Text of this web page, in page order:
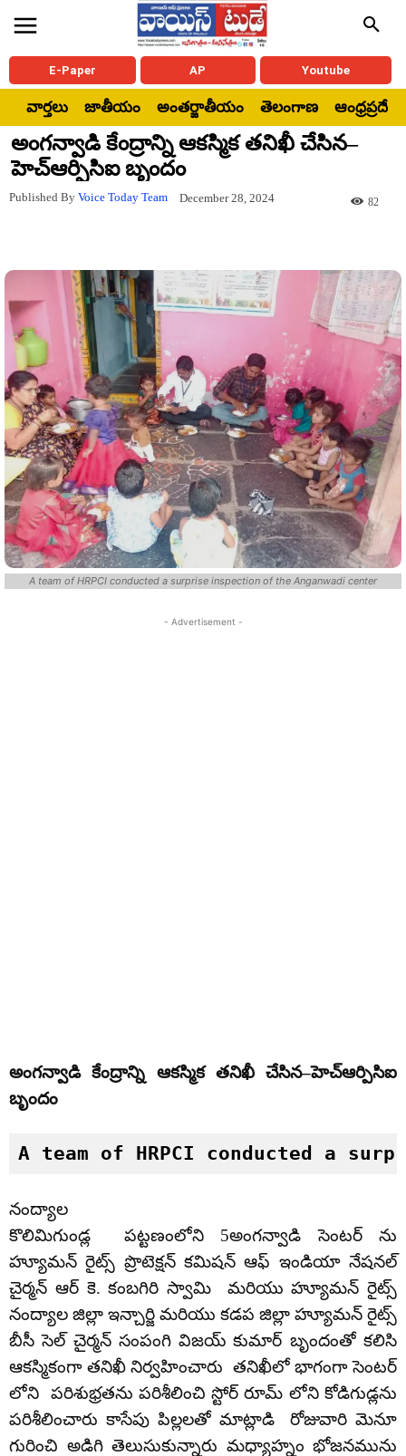
E-Paper AP Youtube
వార్తలు జాతీయం అంతర్జాతీయం తెలంగాణ ఆంధ్రప్రదేశ్
అంగన్వాడి కేంద్రాన్ని ఆకస్మిక తనిఖీ చేసిన–
హెచ్ఆర్పిసిఐ బృందం
Published By Voice Today Team December 28, 2024 82
A team of HRPCI conducted a surprise inspection of the Anganwadi center
- Advertisement -
అంగన్వాడి కేంద్రాన్ని ఆకస్మిక తనిఖీ చేసిన–హెచ్ఆర్పిసిఐ
బృందం
A team of HRPCI conducted a
నంద్యాల
కొలిమిగుండ్ల పట్టణంలోని 5అంగన్వాడి సెంటర్ ను
హ్యూమన్ రైట్స్ ప్రొటెక్షన్ కమిషన్ ఆఫ్ ఇండియా నేషనల్
చైర్మన్ ఆర్ కె. కంబగిరి స్వామి మరియు హ్యూమన్ రైట్స్
నంద్యాల జిల్లా ఇన్చార్జి మరియు కడప జిల్లా హ్యూమన్ రైట్స్
బీసీ సెల్ చైర్మన్ సంపంగి విజయ్ కుమార్ బృందంతో కలిసి
ఆకస్మికంగా తనిఖీ నిర్వహించారు తనిఖీలో భాగంగా సెంటర్
లోని పరిశుభ్రతను పరిశీలించి స్టోర్ రూమ్ లోని కోడిగుడ్లను
పరిశీలించారు కాసేపు పిల్లలతో మాట్లాడి రోజువారి మెనూ
గురించి అడిగి తెలుసుకున్నారు మధ్యాహ్నం భోజనమును